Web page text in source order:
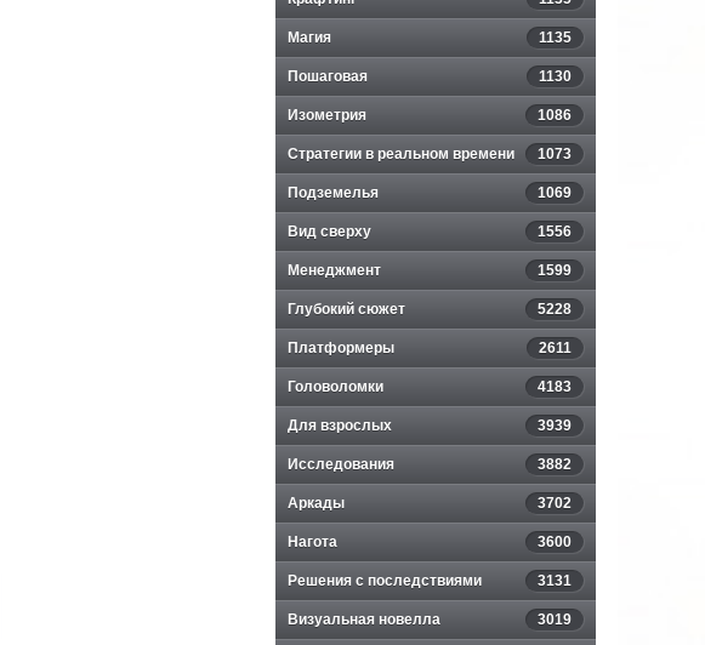
Магия 1135
Пошаговая 1130
Изометрия 1086
Стратегии в реальном времени 1073
Подземелья 1069
Вид сверху 1556
Менеджмент 1599
Глубокий сюжет 5228
Платформеры 2611
Головоломки 4183
Для взрослых 3939
Исследования 3882
Аркады 3702
Нагота 3600
Решения с последствиями 3131
Визуальная новелла 3019